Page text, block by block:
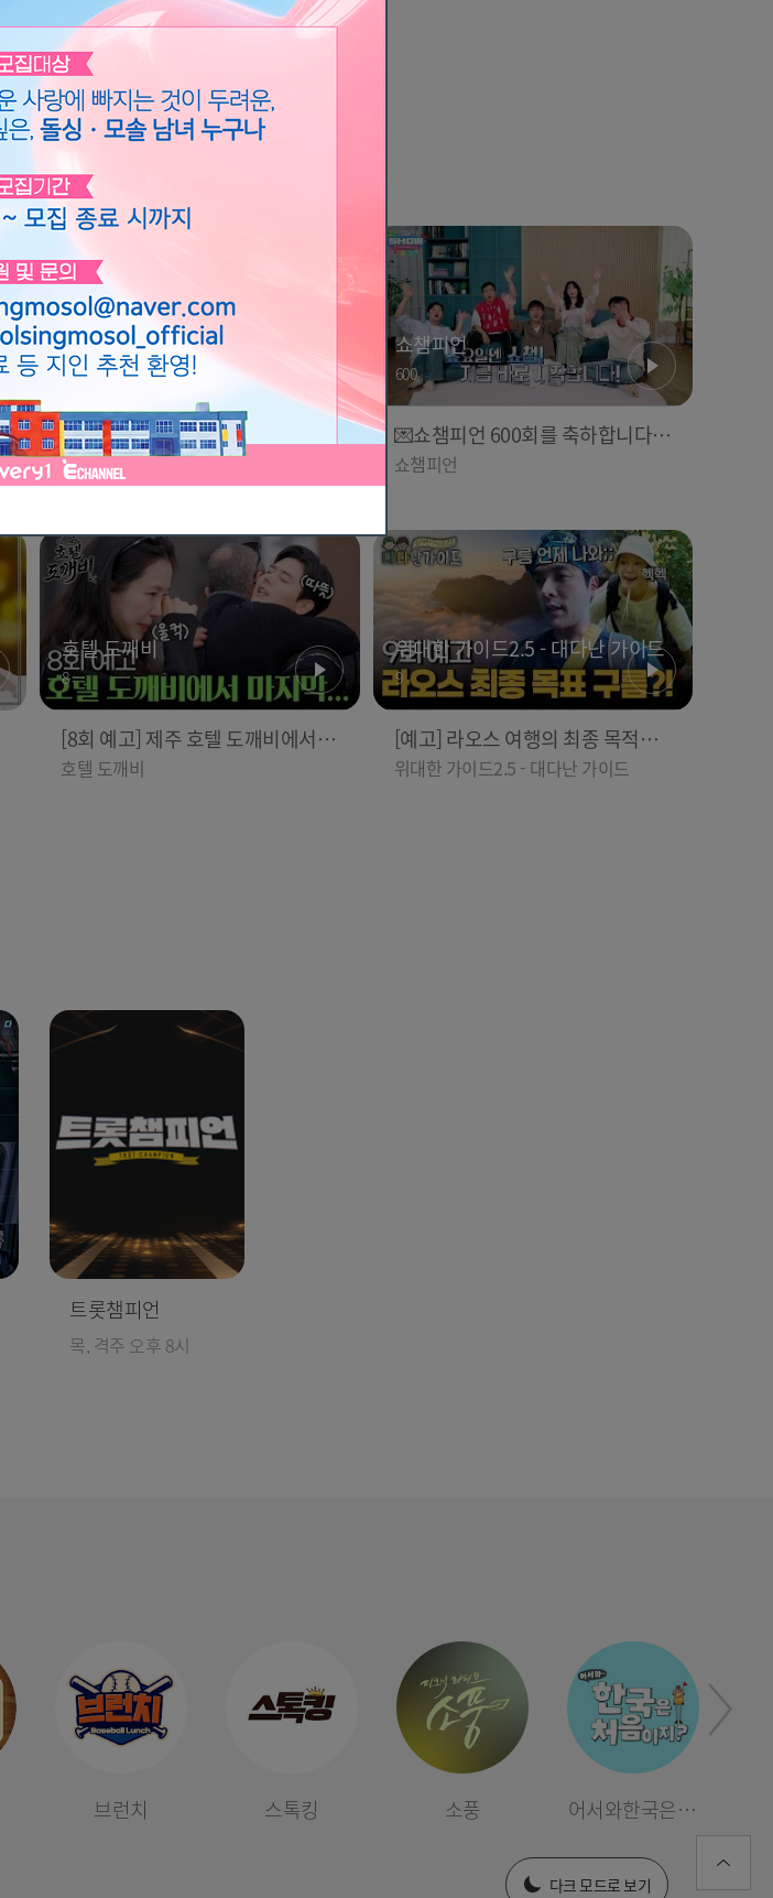
히든아이
97
[예고] 친구의 배신, 이유 없는 폭
행… 그리고 광주 연속살인 사건의
진실!
히든아이
쇼챔피언
600
💌쇼챔피언 600회를 축하합니다!
ㅣ예능 MC 스페셜 축전 메시지
쇼챔피언
호텔 도깨비
8
[8회 예고] 제주 호텔 도깨비에서 보
내는 마지막...
호텔 도깨비
위대한 가이드2.5 - 대다난 가이드
9
[예고] 라오스 여행의 최종 목적지
는 구름...?!☁️
위대한 가이드2.5 - 대다난 가이드
트롯챔피언
목, 격주 오후 8시
브런치 스톡킹 소풍
어서와한국은 처
다크 모드로 보기
[MBC플러스] 외부감사인 선임 공고
[공지] 엠비씨플러스 제33기 정기주주총회 소집 안내